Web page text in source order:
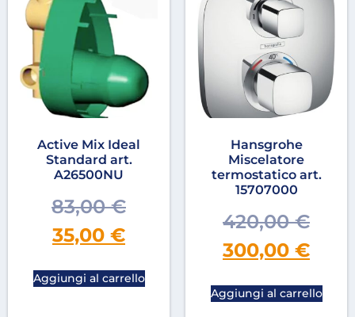
Active Mix Ideal
Standard art.
A26500NU
83,00€
35,00 €
Aggiungi al carrello
Hansgrohe
Miscelatore
termostatico art.
15707000
420,00€
300,00 €
Aggiungi al carrello